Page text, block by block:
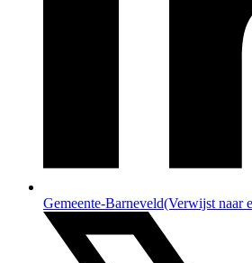
Gemeente-Barneveld(Verwijst naar